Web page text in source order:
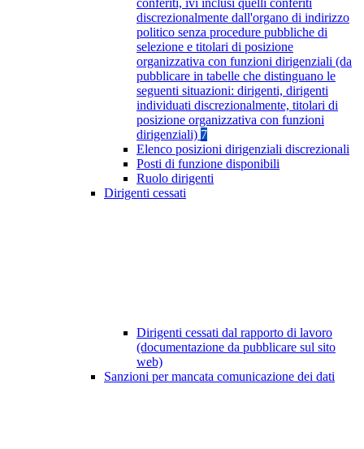
conferiti, ivi inclusi quelli conferiti
discrezionalmente dall'organo di indirizzo
politico senza procedure pubbliche di
selezione e titolari di posizione
organizzativa con funzioni dirigenziali (da
pubblicare in tabelle che distinguano le
seguenti situazioni: dirigenti, dirigenti
individuati discrezionalmente, titolari di
posizione organizzativa con funzioni
dirigenziali) 7
Elenco posizioni dirigenziali discrezionali
Posti di funzione disponibili
Ruolo dirigenti
Dirigenti cessati
Dirigenti cessati dal rapporto di lavoro
(documentazione da pubblicare sul sito
web)
Sanzioni per mancata comunicazione dei dati